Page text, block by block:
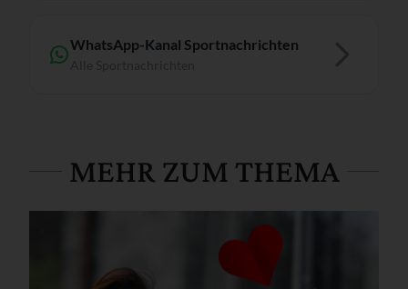
WhatsApp-Kanal Sportnachrichten
MEHR ZUM THEMA